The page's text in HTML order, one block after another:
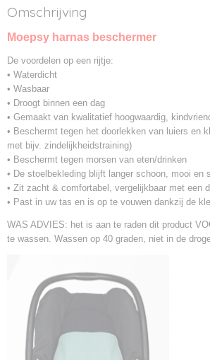
Productcode
MPS/Harnas-1
Productcode leverancier
Omschrijving
Moepsy harnas beschermer
De voordelen op een rijtje:
• Waterdicht
• Wasbaar
• Droogt binnen een dag
• Gemaakt van kwalitatief hoogwaardig,
• Beschermt tegen het doorlekken van luiers en
met bijv. zindelijkheidstraining)
• Beschermt tegen morsen van eten/drinken
• De stoelbekleding blijft langer schoon, mooi en
• Zit zacht & comfortabel, vergelijkbaar met een
• Past in uw tas en is op te vouwen dankzij de
WAS ADVIES: het is aan te raden dit product
te wassen. Wassen op 40 graden, niet in de